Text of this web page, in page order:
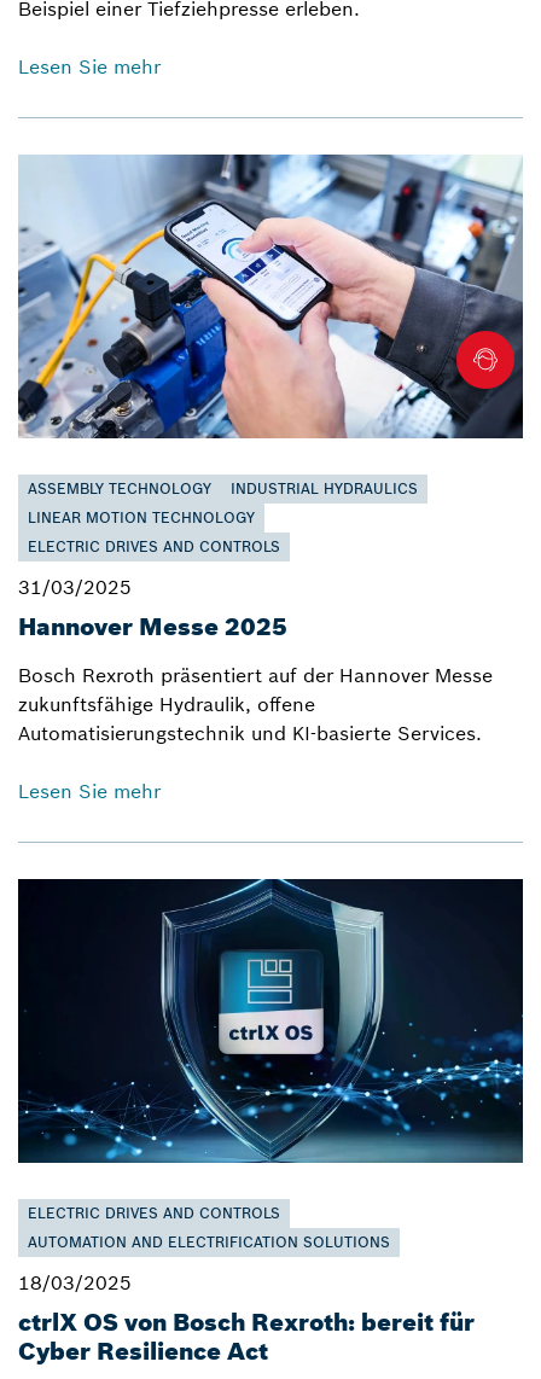
Beispiel einer Tiefziehpresse erleben.
Lesen Sie mehr
ASSEMBLY TECHNOLOGY
INDUSTRIAL HYDRAULICS
LINEAR MOTION TECHNOLOGY
ELECTRIC DRIVES AND CONTROLS
31/03/2025
Hannover Messe 2025
Bosch Rexroth präsentiert auf der Hannover Messe
zukunftsfähige Hydraulik, offene
Automatisierungstechnik und KI-basierte Services.
Lesen Sie mehr
ELECTRIC DRIVES AND CONTROLS
AUTOMATION AND ELECTRIFICATION SOLUTIONS
18/03/2025
ctrlX OS von Bosch Rexroth: bereit für
Cyber Resilience Act